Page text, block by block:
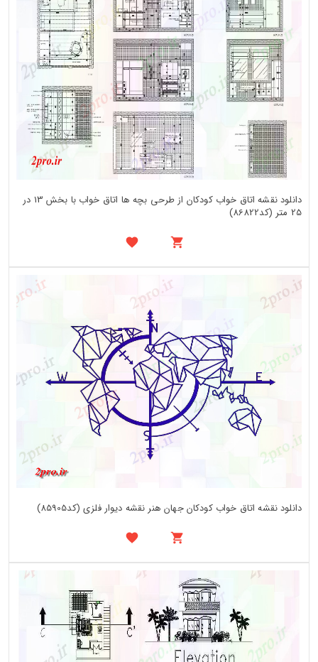
دانلود نقشه اتاق خواب کودکان از طرحی بچه ها اتاق خواب با بخش 13 در
25 متر (کد86822)
دانلود نقشه اتاق خواب کودکان جهان هنر نقشه دیوار فلزی (کد85905)